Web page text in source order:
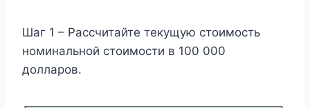
Шаг 1 – Рассчитайте текущую стоимость
номинальной стоимости в 100 000
долларов.